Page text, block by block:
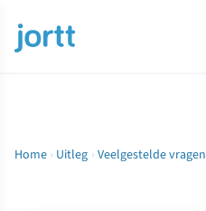
Home › Uitleg › Veelgestelde vragen